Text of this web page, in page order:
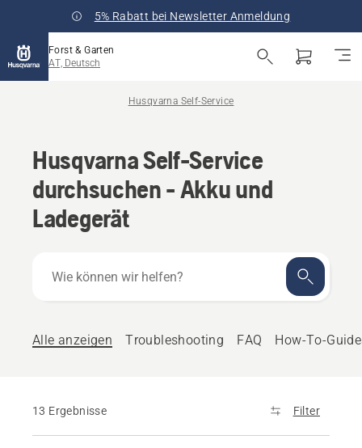
5% Rabatt bei Newsletter Anmeldung
Forst & Garten
AT, Deutsch
Husqvarna Self-Service
Husqvarna Self-Service
durchsuchen - Akku und
Ladegerät
können
Alle anzeigen
Troubleshooting FAQ How-To-
13 Ergebnisse Filter